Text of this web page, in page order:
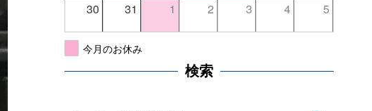
30 31 1 2 3 4 5
今月のお休み
検索